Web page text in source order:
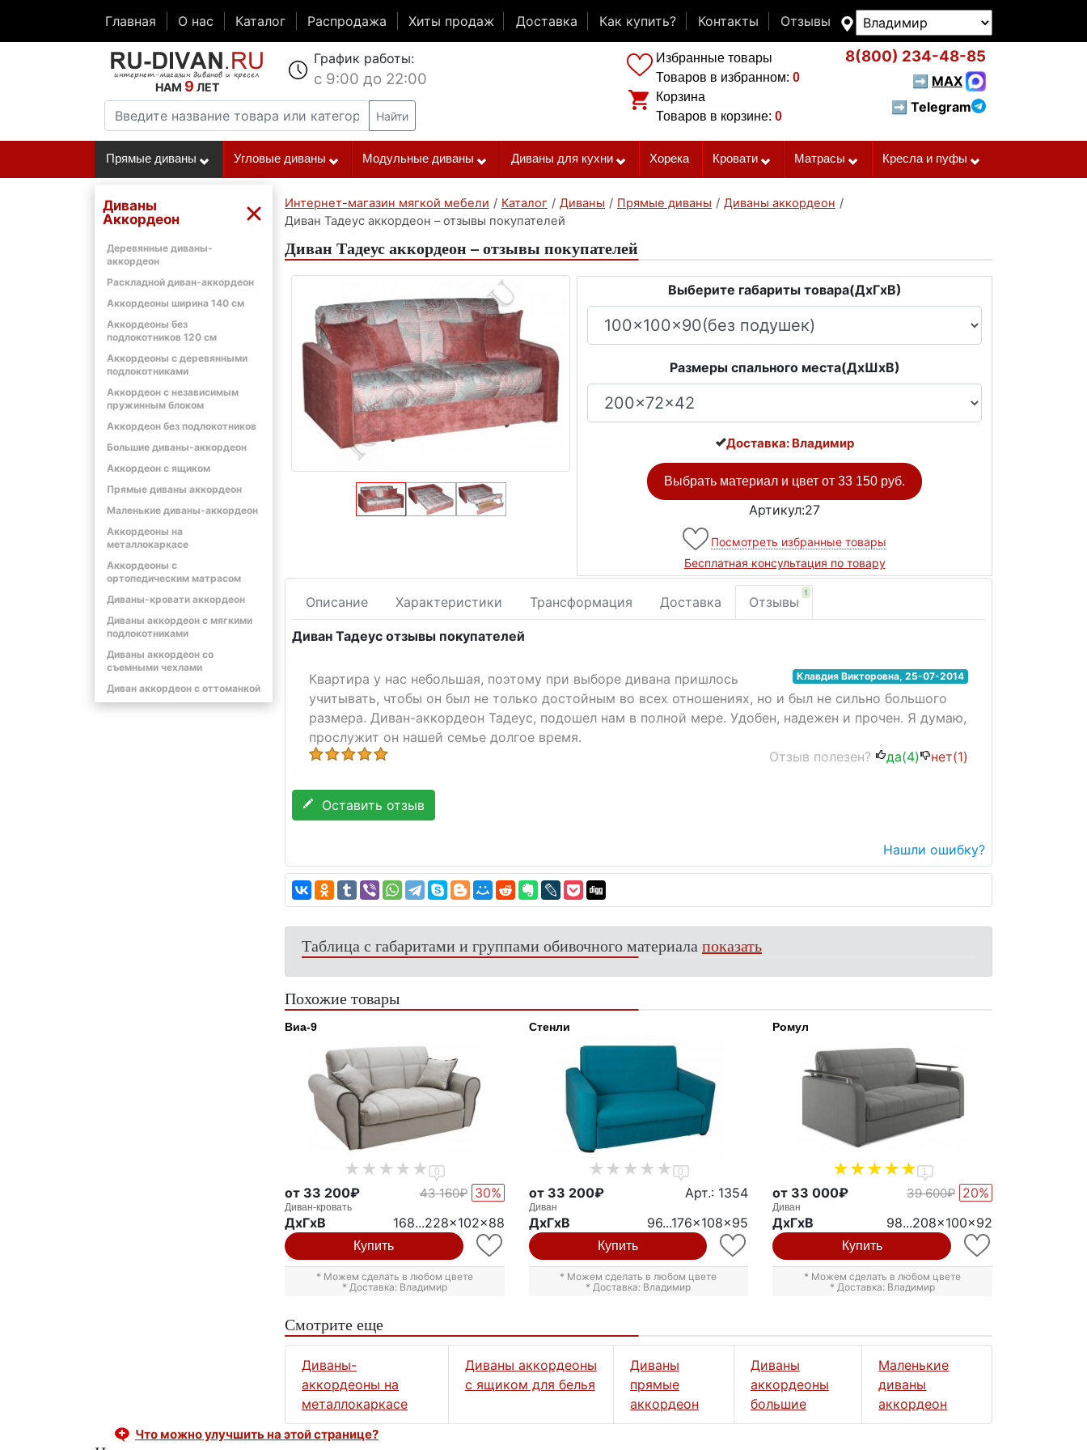
Главная О нас Каталог Распродажа Хиты продаж Доставка Как купить? Контакты Отзывы
НАМ 9 ЛЕТ
График работы:
с 9:00 до 22:00
Найти
Избранные товары
Товаров в избранном: 0
Корзина
Товаров в корзине: 0
8(800) 234-48-85
➡ MAX
➡ Telegram
Прямые диваны Угловые диваны Модульные диваны Диваны для кухни Хорека Кровати Матрасы Кресла и пуфы
Диваны
Аккордеон
Деревянные диваны-
аккордеон
Раскладной диван-аккордеон
Аккордеоны ширина 140 см
Аккордеоны без
подлокотников 120 см
Аккордеоны с деревянными
подлокотниками
Аккордеон с независимым
пружинным блоком
Аккордеон без подлокотников
Большие диваны-аккордеон
Аккордеон с ящиком
Прямые диваны аккордеон
Маленькие диваны-аккордеон
Аккордеоны на
металлокаркасе
Аккордеоны с
ортопедическим матрасом
Диваны-кровати аккордеон
Диваны аккордеон с мягкими
подлокотниками
Диваны аккордеон со
съемными чехлами
Диван аккордеон с оттоманкой
Интернет-магазин мягкой мебели / Каталог / Диваны / Прямые диваны / Диваны аккордеон /
Диван Тадеус аккордеон – отзывы покупателей
Диван Тадеус аккордеон – отзывы покупателей
Выберите габариты товара(ДxГxВ)
Размеры спального места(ДxШxВ)
Доставка: Владимир
Выбрать материал и цвет от 33 150 руб.
Артикул:27
Посмотреть избранные товары
Бесплатная консультация по товару
Описание Характеристики Трансформация Доставка Отзывы
1
Диван Тадеус отзывы покупателей
Клавдия Викторовна,25-07-2014
Квартира у нас небольшая, поэтому при выборе дивана пришлось
учитывать, чтобы он был не только достойным во всех отношениях, но и был не сильно большого
размера. Диван-аккордеон Тадеус, подошел нам в полной мере. Удобен, надежен и прочен. Я думаю,
прослужит он нашей семье долгое время.
Отзыв полезен?
да(4) нет(1)
Оставить отзыв
Нашли ошибку?
Таблица с габаритами и группами обивочного материалапоказать
Похожие товары
Виа-9
0
от 33 200₽ 43 160₽ 30%
Диван-кровать
ДxГxВ 168...228x102x88
Купить
* Можем сделать в любом цвете
* Доставка: Владимир
Стенли
0
от 33 200₽ Арт.: 1354
Диван
ДxГxВ 96...176x108x95
Купить
* Можем сделать в любом цвете
* Доставка: Владимир
Ромул
1
от 33 000₽ 39 600₽ 20%
Диван
ДxГxВ 98...208x100x92
Купить
* Можем сделать в любом цвете
* Доставка: Владимир
Смотрите еще
Диваны-
аккордеоны на
металлокаркасе
Диваны аккордеоны
с ящиком для белья
Диваны
прямые
аккордеон
Диваны
аккордеоны
большие
Маленькие
диваны
аккордеон
Что можно улучшить на этой странице?